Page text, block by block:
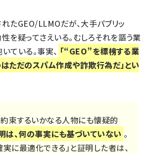
たGEO/LLMOだが、大手パブリッ
を疑ってさえいる。むしろそれを謳う業
ている。事実、 「“GEO”を標榜する業
ただのスパム作成や詐欺行為だ」とい
束するいかなる人物にも懐疑的
は、何の事実にも基づいていない 。
実に最適化できる」と証明した者は、